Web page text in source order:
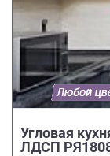
Угловая
ЛДСП